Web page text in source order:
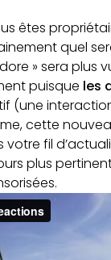
êtes
quel
» sera plus
puisque les
(une
cette
votre fil
plus